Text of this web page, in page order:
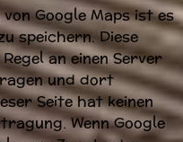
Google Maps ist es
speichern. Diese
an einen Server
und dort
Seite hat keinen
Wenn Google